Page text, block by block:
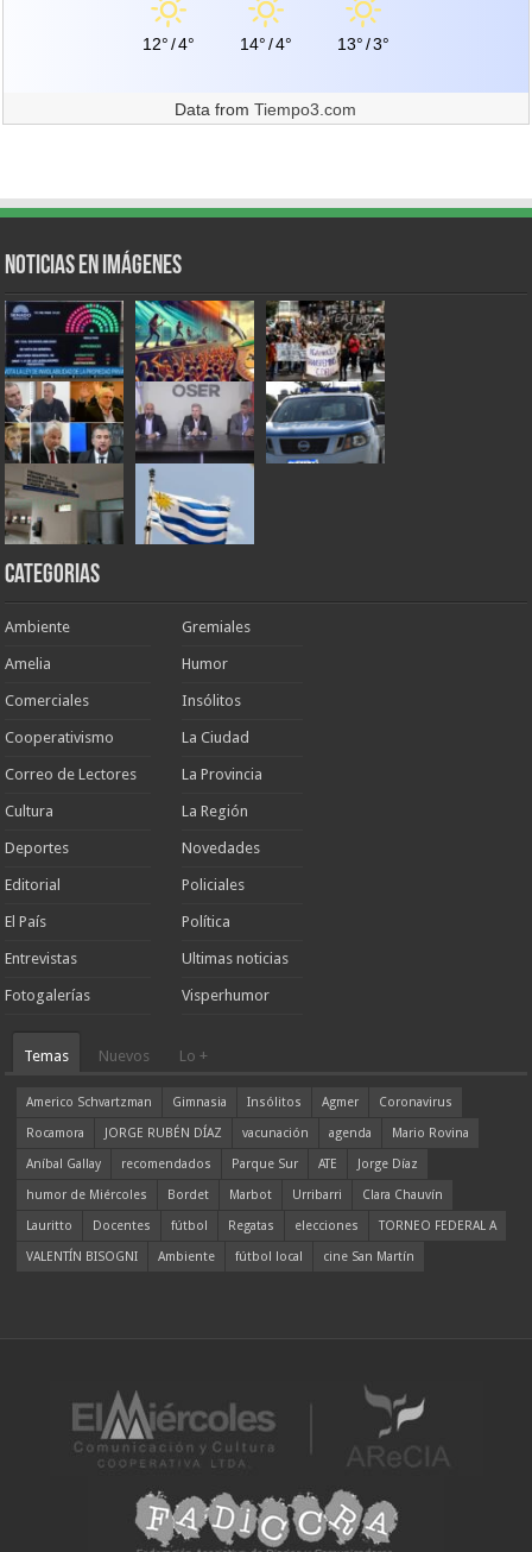
12°/4° 14°/4° 13°/3°
Data fromTiempo3.com
Noticias en Imágenes
Categorias
Ambiente
Amelia
Comerciales
Cooperativismo
Correo de Lectores
Cultura
Deportes
Editorial
El País
Entrevistas
Fotogalerías
Gremiales
Humor
Insólitos
La Ciudad
La Provincia
La Región
Novedades
Policiales
Política
Ultimas noticias
Visperhumor
Temas Nuevos Lo +
Americo Schvartzman Gimnasia Insólitos Agmer
Coronavirus
Rocamora
JORGE RUBÉN DÍAZ vacunación agenda
Mario Rovina
Aníbal Gallay
recomendados Parque Sur ATE
Jorge Díaz
humor de Miércoles
Bordet Marbot Urribarri
Clara Chauvín
Lauritto
Docentes fútbol Regatas elecciones
TORNEO FEDERAL A
VALENTÍN BISOGNI
Ambiente fútbol local cine San Martín